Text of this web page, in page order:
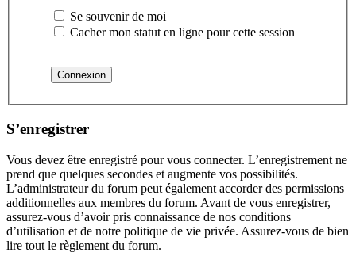
Se souvenir de moi
Cacher mon statut en ligne pour cette session
S’enregistrer
Vous devez être enregistré pour vous connecter. L’enregistrement ne
prend que quelques secondes et augmente vos possibilités.
L’administrateur du forum peut également accorder des permissions
additionnelles aux membres du forum. Avant de vous enregistrer,
assurez-vous d’avoir pris connaissance de nos conditions
d’utilisation et de notre politique de vie privée. Assurez-vous de bien
lire tout le règlement du forum.